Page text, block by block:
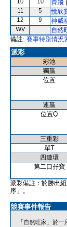
10 10 齊飛
11 5 悅欣
12 9 神威
WV 自然
備註: 賽事特別情況
派彩
彩池
獨贏
位置
連贏
位置Q
三重彩
單T
四連環
第二口孖寶
派彩備註：於勝出
序」。
競賽事件報告
「自然旺家」於